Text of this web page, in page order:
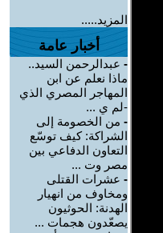
المزيد.....
أخبار عامة
- عبدالرحمن السيد..
ماذا نعلم عن ابن
المهاجر المصري الذي
-لم ي ...
- من الخصومة إلى
الشراكة: كيف توسّع
التعاون الدفاعي بين
مصر وت ...
- عشرات القتلى
ومخاوف من انهيار
الهدنة: الحوثيون
يصعّدون هجمات ...